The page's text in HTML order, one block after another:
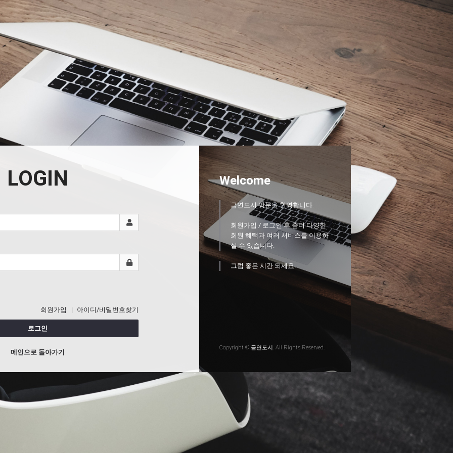
LOGIN
회원가입 아이디/비밀번호찾기
로그인
메인으로 돌아가기
Welcome
금연도시 방문을 환영합니다.
회원가입 / 로그인 후 좀더 다양한
회원 혜택과 여러 서비스를 이용하
실 수 있습니다.
그럼 좋은 시간 되세요.
Copyright © 금연도시. All Rights Reserved.